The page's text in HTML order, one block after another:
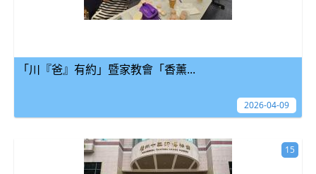
「川『爸』有約」暨家教會「香薰...
2026-04-09
15